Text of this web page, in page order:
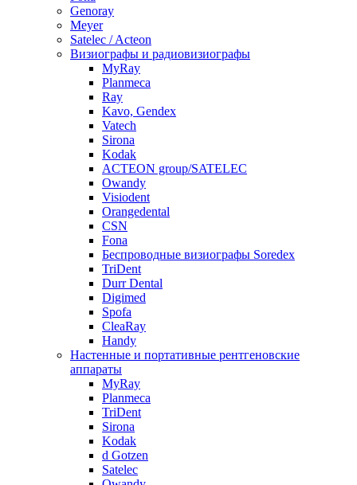
Genoray
Meyer
Satelec / Acteon
Визиографы и радиовизиографы
MyRay
Planmeca
Ray
Kavo, Gendex
Vatech
Sirona
Kodak
ACTEON group/SATELEC
Owandy
Visiodent
Orangedental
CSN
Fona
Беспроводные визиографы Soredex
TriDent
Durr Dental
Digimed
Spofa
CleaRay
Handy
Настенные и портативные рентгеновские
аппараты
MyRay
Planmeca
TriDent
Sirona
Kodak
d Gotzen
Satelec